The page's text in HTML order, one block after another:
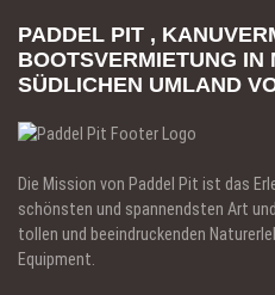
PADDEL PIT ,
BOOTSVERMIETUNG IN
SÜDLICHEN UMLAND
Die Mission von Paddel Pit ist das
schönsten und spannendsten Art
tollen und beeindruckenden
Equipment.